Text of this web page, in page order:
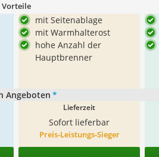
Vorteile
mit Seitenablage
mit Warmhalterost
hohe Anzahl der
Hauptbrenner
Angeboten *
Lieferzeit
Sofort lieferbar
Preis-Leistungs-Sieger